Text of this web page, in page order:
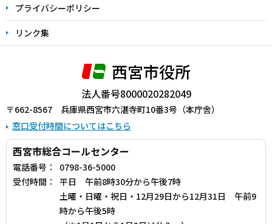
プライバシーポリシー
リンク集
西宮市役所
法人番号8000020282049
〒662-8567 兵庫県西宮市六湛寺町10番3号（本庁舎）
窓口受付時間についてはこちら
西宮市総合コールセンター
電話番号：
0798-36-5000
受付時間：
平日 午前8時30分から午後7時
土曜・日曜・祝日・12月29日から12月31日 午前9
時から午後5時